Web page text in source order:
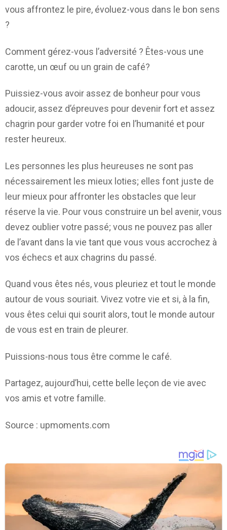
vous affrontez le pire, évoluez-vous dans le bon sens
?
Comment gérez-vous l’adversité ? Êtes-vous une
carotte, un œuf ou un grain de café?
Puissiez-vous avoir assez de bonheur pour vous
adoucir, assez d’épreuves pour devenir fort et assez
chagrin pour garder votre foi en l’humanité et pour
rester heureux.
Les personnes les plus heureuses ne sont pas
nécessairement les mieux loties; elles font juste de
leur mieux pour affronter les obstacles que leur
réserve la vie. Pour vous construire un bel avenir, vous
devez oublier votre passé; vous ne pouvez pas aller
de l’avant dans la vie tant que vous vous accrochez à
vos échecs et aux chagrins du passé.
Quand vous êtes nés, vous pleuriez et tout le monde
autour de vous souriait. Vivez votre vie et si, à la fin,
vous êtes celui qui sourit alors, tout le monde autour
de vous est en train de pleurer.
Puissions-nous tous être comme le café.
Partagez, aujourd’hui, cette belle leçon de vie avec
vos amis et votre famille.
Source : upmoments.com